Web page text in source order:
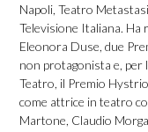
Napoli, Teatro
Televisione Italiana.
Eleonora Duse, due
non protagonista e, per
Teatro, il Premio
come attrice in teatro
Martone, Claudio